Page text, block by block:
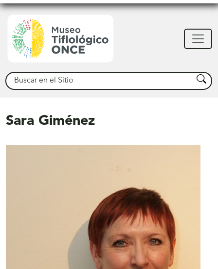
Buscar Buscar
Sara Giménez